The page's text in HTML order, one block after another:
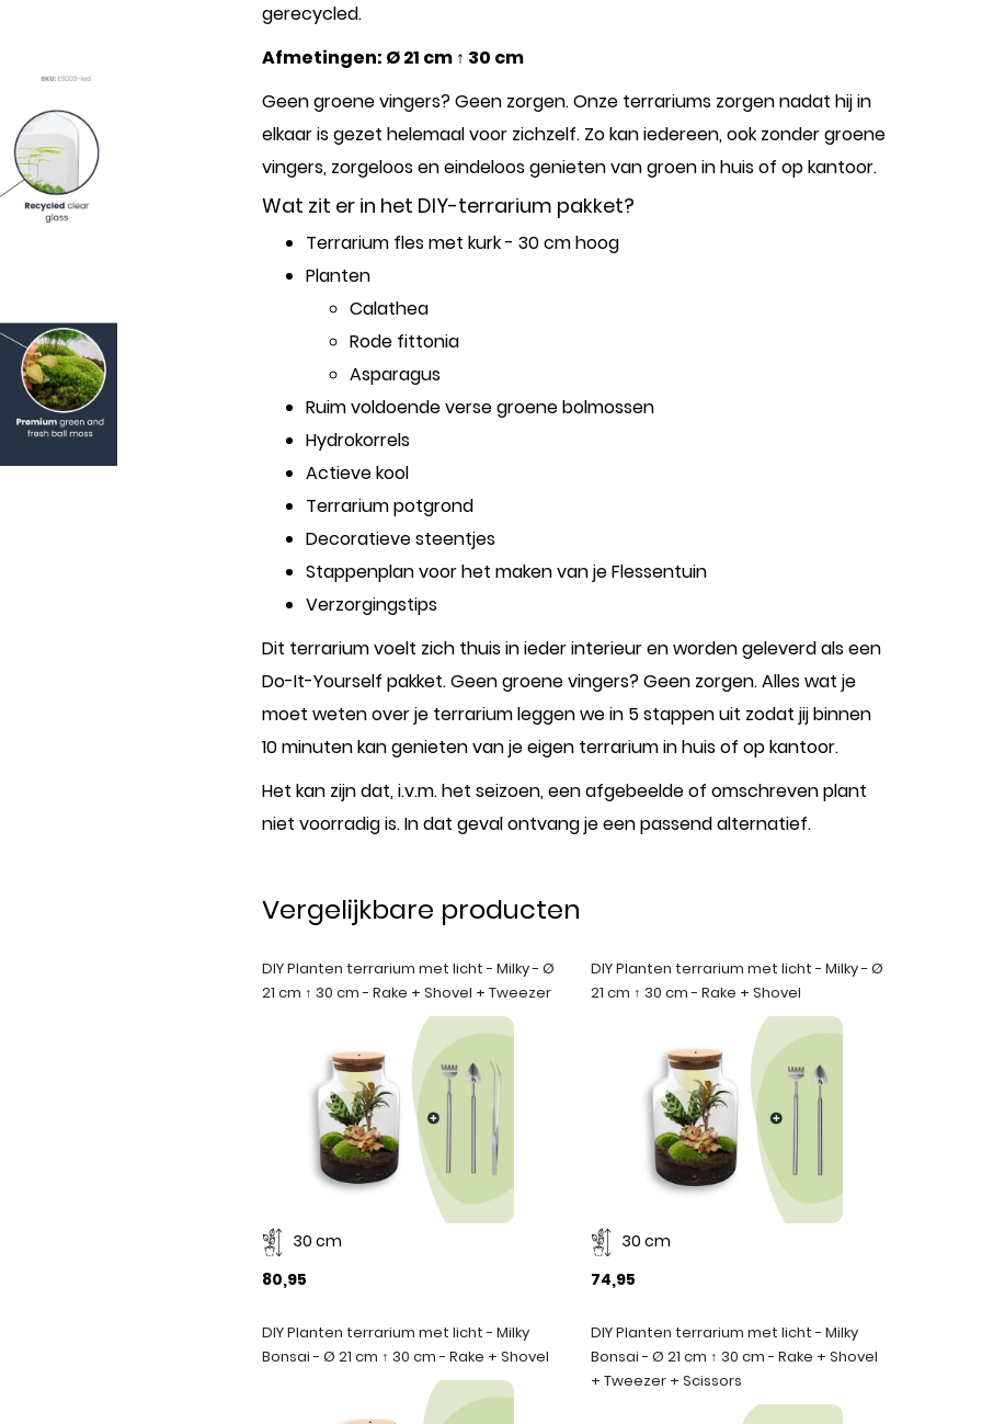
gerecycled.
Afmetingen: Ø 21 cm ↑ 30 cm
Geen groene vingers? Geen zorgen. Onze terrariums zorgen nadat hij in
elkaar is gezet helemaal voor zichzelf. Zo kan iedereen, ook zonder groene
vingers, zorgeloos en eindeloos genieten van groen in huis of op kantoor.
Wat zit er in het DIY-terrarium pakket?
Terrarium fles met kurk - 30 cm hoog
Planten
Calathea
Rode fittonia
Asparagus
Ruim voldoende verse groene bolmossen
Hydrokorrels
Actieve kool
Terrarium potgrond
Decoratieve steentjes
Stappenplan voor het maken van je Flessentuin
Verzorgingstips
Dit terrarium voelt zich thuis in ieder interieur en worden geleverd als een
Do-It-Yourself pakket. Geen groene vingers? Geen zorgen. Alles wat je
moet weten over je terrarium leggen we in 5 stappen uit zodat jij binnen
10 minuten kan genieten van je eigen terrarium in huis of op kantoor.
Het kan zijn dat, i.v.m. het seizoen, een afgebeelde of omschreven plant
niet voorradig is. In dat geval ontvang je een passend alternatief.
Vergelijkbare producten
DIY Planten terrarium met licht - Milky - Ø
21 cm ↑ 30 cm - Rake + Shovel + Tweezer
30 cm
80,95
DIY Planten terrarium met licht - Milky - Ø
21 cm ↑ 30 cm - Rake + Shovel
30 cm
74,95
DIY Planten terrarium met licht - Milky
Bonsai - Ø 21 cm ↑ 30 cm - Rake + Shovel
DIY Planten terrarium met licht - Milky
Bonsai - Ø 21 cm ↑ 30 cm - Rake + Shovel
+ Tweezer + Scissors